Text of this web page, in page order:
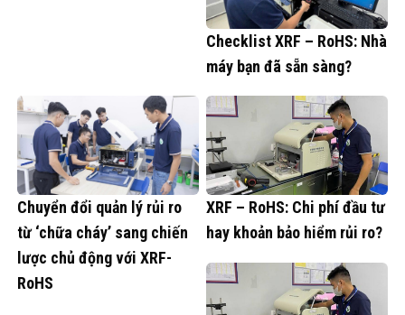
Checklist XRF – RoHS: Nhà
máy bạn đã sẵn sàng?
Chuyển đổi quản lý rủi ro
từ ‘chữa cháy’ sang chiến
lược chủ động với XRF-
RoHS
XRF – RoHS: Chi phí đầu tư
hay khoản bảo hiểm rủi ro?